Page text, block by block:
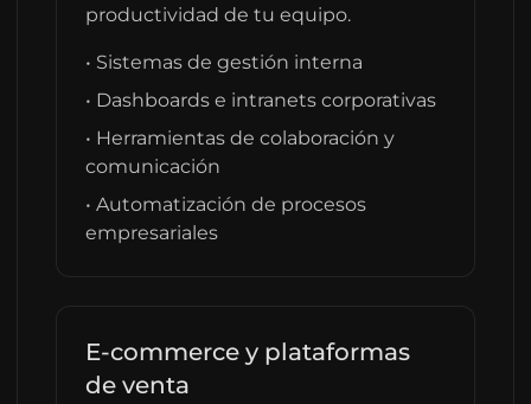
productividad de tu equipo.
• Sistemas de gestión interna
• Dashboards e intranets corporativas
• Herramientas de colaboración y
comunicación
• Automatización de procesos
empresariales
E-commerce y plataformas
de venta